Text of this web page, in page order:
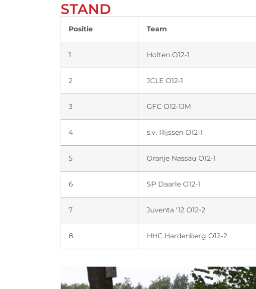
STAND
Positie Team
1 Holten O12-1
2 JCLE O12-1
3 GFC O12-1JM
4 s.v. Rijssen O12-1
5 Oranje Nassau O12-1
6 SP Daarle O12-1
7 Juventa '12 O12-2
8 HHC Hardenberg O12-2